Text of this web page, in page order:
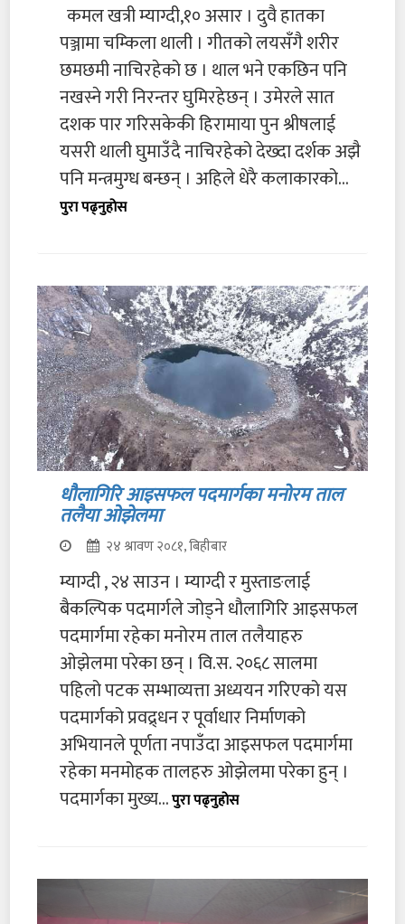
कमल खत्री म्याग्दी,१० असार । दुवै हातका
पञ्जामा चम्किला थाली । गीतको लयसँगै शरीर
छमछमी नाचिरहेको छ । थाल भने एकछिन पनि
नखस्ने गरी निरन्तर घुमिरहेछन् । उमेरले सात
दशक पार गरिसकेकी हिरामाया पुन श्रीषलाई
यसरी थाली घुमाउँदै नाचिरहेको देख्दा दर्शक अझै
पनि मन्त्रमुग्ध बन्छन् । अहिले धेरै कलाकारको...
पुरा पढ्नुहोस
धौलागिरि आइसफल पदमार्गका मनोरम ताल
तलैया ओझेलमा
२४ श्रावण २०८१, बिहीबार
म्याग्दी , २४ साउन । म्याग्दी र मुस्ताङलाई
बैकल्पिक पदमार्गले जोड्ने धौलागिरि आइसफल
पदमार्गमा रहेका मनोरम ताल तलैयाहरु
ओझेलमा परेका छन् । वि.स. २०६८ सालमा
पहिलो पटक सम्भाव्यत्ता अध्ययन गरिएको यस
पदमार्गको प्रवद्र्धन र पूर्वाधार निर्माणको
अभियानले पूर्णता नपाउँदा आइसफल पदमार्गमा
रहेका मनमोहक तालहरु ओझेलमा परेका हुन् ।
पदमार्गका मुख्य...पुरा पढ्नुहोस